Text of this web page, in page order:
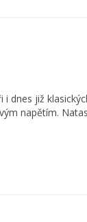
dnes již
napětím.